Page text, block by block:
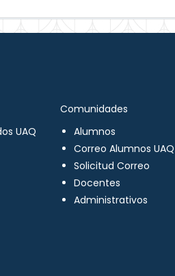
UAQ
Comunidades
Alumnos
Correo Alumnos UAQ
Solicitud Correo
Docentes
Administrativos